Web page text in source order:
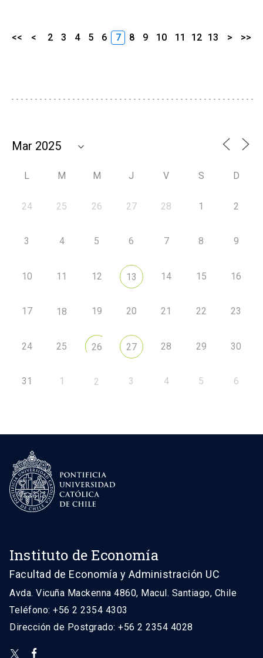
<< < 2 3 4 5 6 7 8 9 10 11 12 13 > >>
L M M J V S D
24 25 26 27 28 1 2
3 4 5 6 7 8 9
10 11 12 13 14 15 16
17 18 19 20 21 22 23
24 25 26 27 28 29 30
31 1 2 3 4 5 6
Instituto de Economía
Facultad de Economía y Administración UC
Avda. Vicuña Mackenna 4860, Macul. Santiago, Chile
Teléfono: +56 2 2354 4303
Dirección de Postgrado: +56 2 2354 4028